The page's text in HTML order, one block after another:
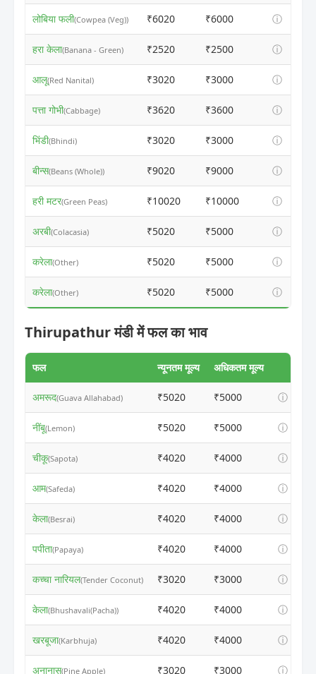
लोबिया फली(Cowpea (Veg)) ₹6020 ₹6000 ⓘ
हरा केला(Banana - Green) ₹2520 ₹2500 ⓘ
आलू(Red Nanital) ₹3020 ₹3000 ⓘ
पत्ता गोभी(Cabbage) ₹3620 ₹3600 ⓘ
भिंडी(Bhindi) ₹3020 ₹3000 ⓘ
बीन्स(Beans (Whole)) ₹9020 ₹9000 ⓘ
हरी मटर(Green Peas) ₹10020 ₹10000 ⓘ
अरबी(Colacasia) ₹5020 ₹5000 ⓘ
करेला(Other) ₹5020 ₹5000 ⓘ
करेला(Other) ₹5020 ₹5000 ⓘ
Thirupathur मंडी में फल का भाव
फल न्यूनतम मूल्य अधिकतम मूल्य
अमरूद(Guava Allahabad) ₹5020 ₹5000 ⓘ
नींबू(Lemon) ₹5020 ₹5000 ⓘ
चीकू(Sapota) ₹4020 ₹4000 ⓘ
आम(Safeda) ₹4020 ₹4000 ⓘ
केला(Besrai) ₹4020 ₹4000 ⓘ
पपीता(Papaya) ₹4020 ₹4000 ⓘ
कच्चा नारियल(Tender Coconut) ₹3020 ₹3000 ⓘ
केला(Bhushavali(Pacha)) ₹4020 ₹4000 ⓘ
खरबूजा(Karbhuja) ₹4020 ₹4000 ⓘ
अनानास(Pine Apple) ₹3020 ₹3000 ⓘ